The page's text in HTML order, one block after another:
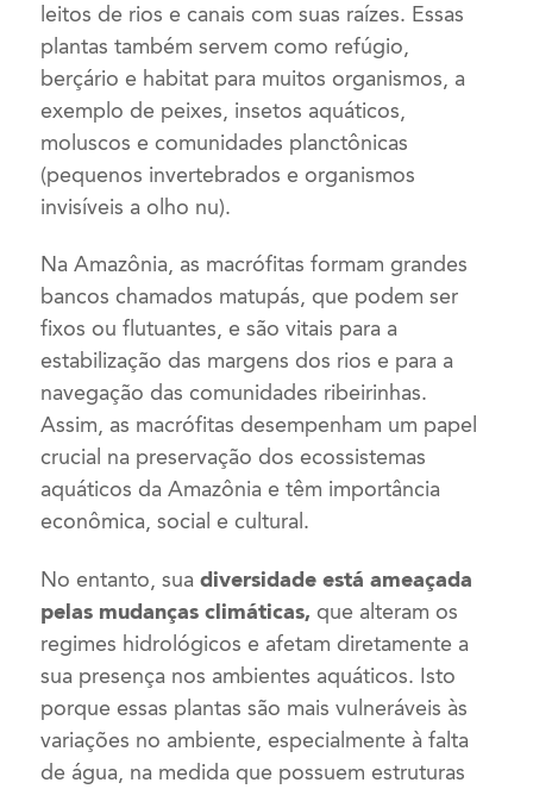
leitos de rios e canais com suas raízes. Essas
plantas também servem como refúgio,
berçário e habitat para muitos organismos, a
exemplo de peixes, insetos aquáticos,
moluscos e comunidades planctônicas
(pequenos invertebrados e organismos
invisíveis a olho nu).
Na Amazônia, as macrófitas formam grandes
bancos chamados matupás, que podem ser
fixos ou flutuantes, e são vitais para a
estabilização das margens dos rios e para a
navegação das comunidades ribeirinhas.
Assim, as macrófitas desempenham um papel
crucial na preservação dos ecossistemas
aquáticos da Amazônia e têm importância
econômica, social e cultural.
No entanto, suadiversidade está ameaçada
pelas mudanças climáticas, que alteram os
regimes hidrológicos e afetam diretamente a
sua presença nos ambientes aquáticos. Isto
porque essas plantas são mais vulneráveis às
variações no ambiente, especialmente à falta
de água, na medida que possuem estruturas